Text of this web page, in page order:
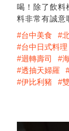
喝！除了飲料
料非常有誠意
台中美食
台中日式料理
迴轉壽司
透抽天婦羅
伊比利豬